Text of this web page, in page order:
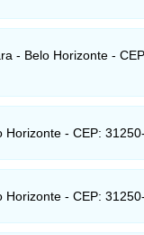
- Belo Horizonte -
Horizonte - CEP:
Horizonte - CEP: